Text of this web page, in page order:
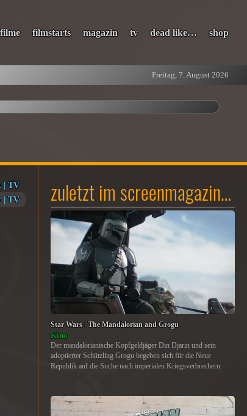
filme filmstarts magazin tv dead like… shop
Freitag, 7. August 2026
|TV
|TV zuletzt im screenmagazin…
Star Wars | The Mandalorian and Grogu
Kino
Der mandalorianische Kopfgeldjäger Din Djarin und sein
adoptierter Schützling Grogu begeben sich für die Neue
Republik auf die Suche nach imperialen Kriegsverbrechern.